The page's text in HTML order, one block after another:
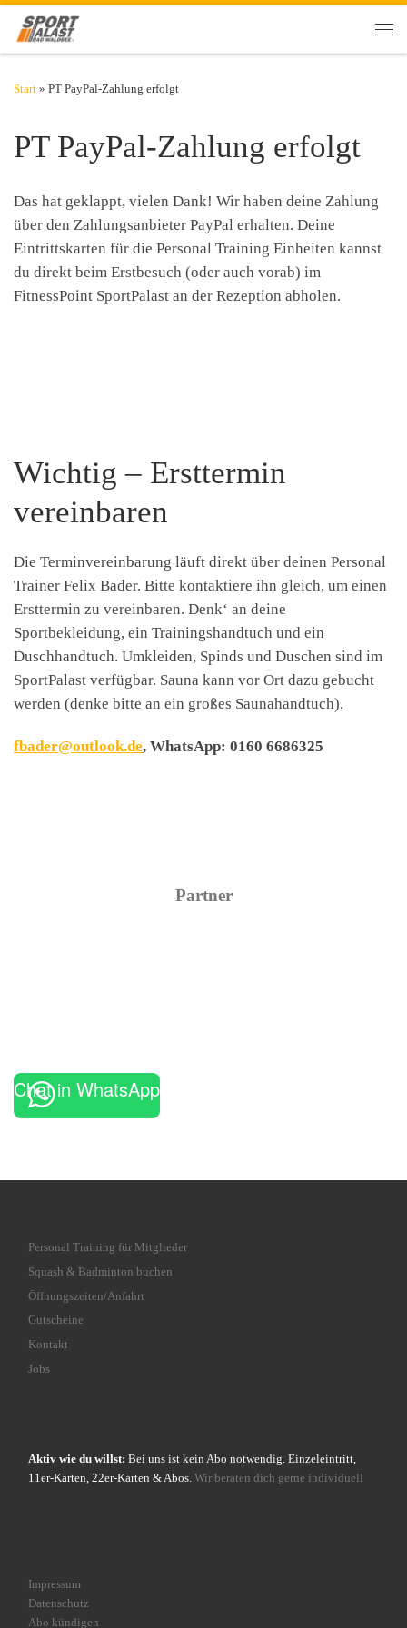
Zum Inhalt springen
Start » PT PayPal-Zahlung erfolgt
PT PayPal-Zahlung erfolgt
Das hat geklappt, vielen Dank! Wir haben deine Zahlung
über den Zahlungsanbieter PayPal erhalten. Deine
Eintrittskarten für die Personal Training Einheiten kannst
du direkt beim Erstbesuch (oder auch vorab) im
FitnessPoint SportPalast an der Rezeption abholen.
Wichtig – Ersttermin
vereinbaren
Die Terminvereinbarung läuft direkt über deinen Personal
Trainer Felix Bader. Bitte kontaktiere ihn gleich, um einen
Ersttermin zu vereinbaren. Denk‘ an deine
Sportbekleidung, ein Trainingshandtuch und ein
Duschhandtuch. Umkleiden, Spinds und Duschen sind im
SportPalast verfügbar. Sauna kann vor Ort dazu gebucht
werden (denke bitte an ein großes Saunahandtuch).
fbader@outlook.de, WhatsApp: 0160 6686325
Partner
Chat in WhatsApp
Personal Training für Mitglieder
Squash & Badminton buchen
Öffnungszeiten/Anfahrt
Gutscheine
Kontakt
Jobs
Aktiv wie du willst: Bei uns ist kein Abo notwendig. Einzeleintritt,
11er-Karten, 22er-Karten & Abos. Wir beraten dich gerne individuell
Impressum
Datenschutz
Abo kündigen